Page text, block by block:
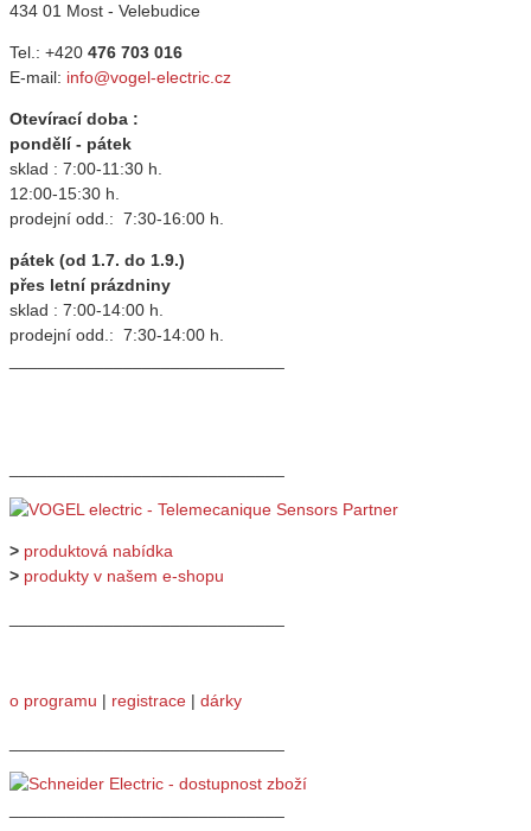
434 01 Most - Velebudice
Tel.: +420 476 703 016
E-mail: info@vogel-electric.cz
Otevírací doba :
pondělí - pátek
sklad : 7:00-11:30 h.
12:00-15:30 h.
prodejní odd.: 7:30-16:00 h.
pátek (od 1.7. do 1.9.)
přes letní prázdniny
sklad : 7:00-14:00 h.
prodejní odd.: 7:30-14:00 h.
> produktová nabídka
> produkty v našem e-shopu
o programu | registrace | dárky